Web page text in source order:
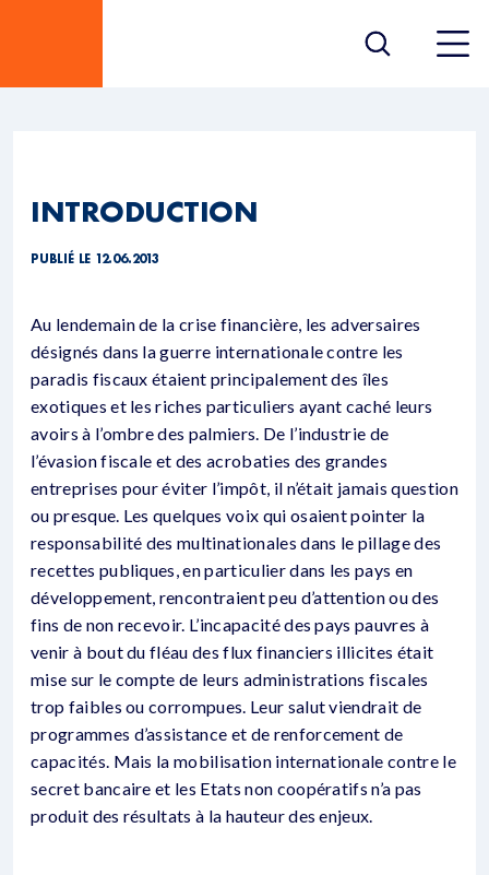
INTRODUCTION
PUBLIÉ LE 12.06.2013
Au lendemain de la crise financière, les adversaires
désignés dans la guerre internationale contre les
paradis fiscaux étaient principalement des îles
exotiques et les riches particuliers ayant caché leurs
avoirs à l’ombre des palmiers. De l’industrie de
l’évasion fiscale et des acrobaties des grandes
entreprises pour éviter l’impôt, il n’était jamais question
ou presque. Les quelques voix qui osaient pointer la
responsabilité des multinationales dans le pillage des
recettes publiques, en particulier dans les pays en
développement, rencontraient peu d’attention ou des
fins de non recevoir. L’incapacité des pays pauvres à
venir à bout du fléau des flux financiers illicites était
mise sur le compte de leurs administrations fiscales
trop faibles ou corrompues. Leur salut viendrait de
programmes d’assistance et de renforcement de
capacités. Mais la mobilisation internationale contre le
secret bancaire et les Etats non coopératifs n’a pas
produit des résultats à la hauteur des enjeux.